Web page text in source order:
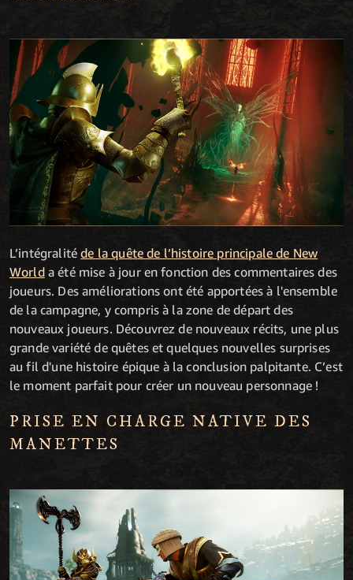
L’intégralitéde la quête de l’histoire principale de New
Worlda été mise à jour en fonction des commentaires des
joueurs. Des améliorations ont été apportées à l'ensemble
de la campagne, y compris à la zone de départ des
nouveaux joueurs. Découvrez de nouveaux récits, une plus
grande variété de quêtes et quelques nouvelles surprises
au fil d'une histoire épique à la conclusion palpitante. C’est
le moment parfait pour créer un nouveau personnage !
PRISE EN CHARGE NATIVE DES
MANETTES